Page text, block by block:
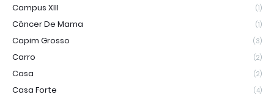
Campus XIII (1)
Câncer De Mama (1)
Capim Grosso (3)
Carro (2)
Casa (2)
Casa Forte (4)